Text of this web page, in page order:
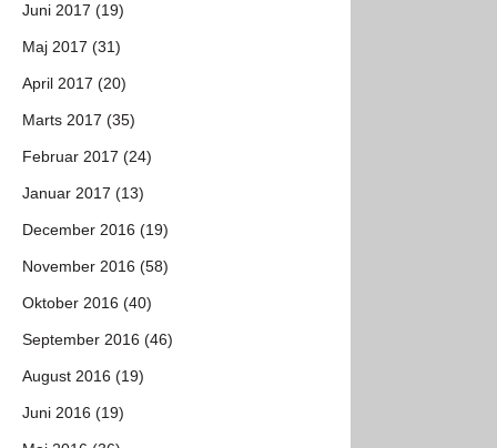
Juni 2017 (19)
Maj 2017 (31)
April 2017 (20)
Marts 2017 (35)
Februar 2017 (24)
Januar 2017 (13)
December 2016 (19)
November 2016 (58)
Oktober 2016 (40)
September 2016 (46)
August 2016 (19)
Juni 2016 (19)